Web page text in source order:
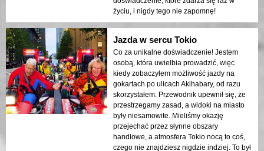
życiu, i nigdy tego nie zapomnę!
Jazda w sercu Tokio
Co za unikalne doświadczenie! Jestem
osobą, która uwielbia prowadzić, więc
kiedy zobaczyłem możliwość jazdy na
gokartach po ulicach Akihabary, od razu
skorzystałem. Przewodnik upewnił się, że
przestrzegamy zasad, a widoki na miasto
były niesamowite. Mieliśmy okazję
przejechać przez słynne obszary
handlowe, a atmosfera Tokio nocą to coś,
czego nie znajdziesz nigdzie indziej. To był